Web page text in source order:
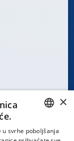
CROATIAN
×
svrhe poboljšanja